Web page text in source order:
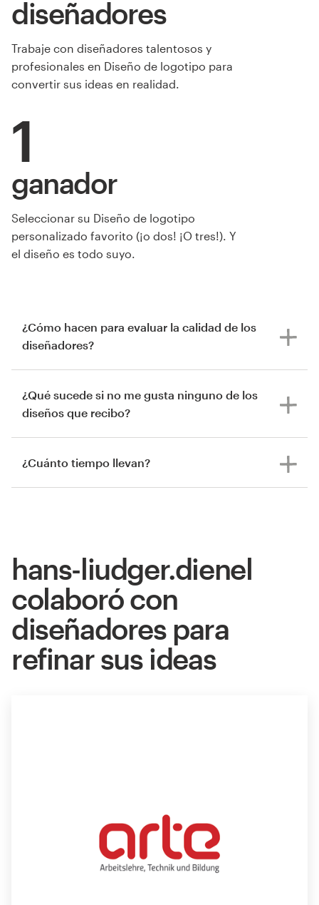
de deleted1418006
diseñadores
Trabaje con diseñadores talentosos y
profesionales en Diseño de logotipo para
convertir sus ideas en realidad.
1
ganador
Seleccionar su Diseño de logotipo
personalizado favorito (¡o dos! ¡O tres!). Y
el diseño es todo suyo.
¿Cómo hacen para evaluar la calidad de los
diseñadores?
¿Qué sucede si no me gusta ninguno de los
diseños que recibo?
¿Cuánto tiempo llevan?
hans-liudger.dienel
colaboró con
diseñadores para
refinar sus ideas